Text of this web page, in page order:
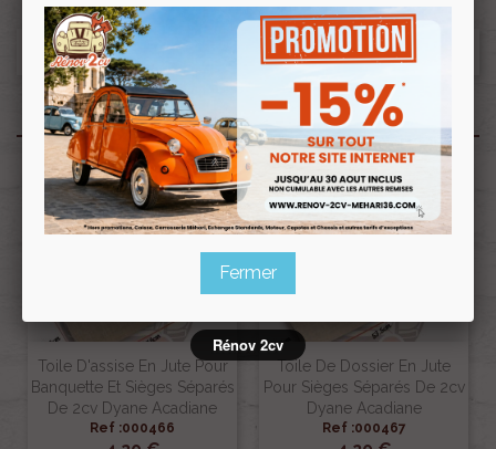
Produits associés
Toile D'assise En Jute Pour
Banquette Et Sièges Séparés
De 2cv Dyane Acadiane
Ref :000466
Toile De Dossier En Jute
Pour Sièges Séparés De 2cv
Dyane Acadiane
Ref :000467
Fermer
Rénov 2cv